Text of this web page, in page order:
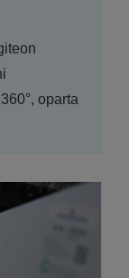
oparta